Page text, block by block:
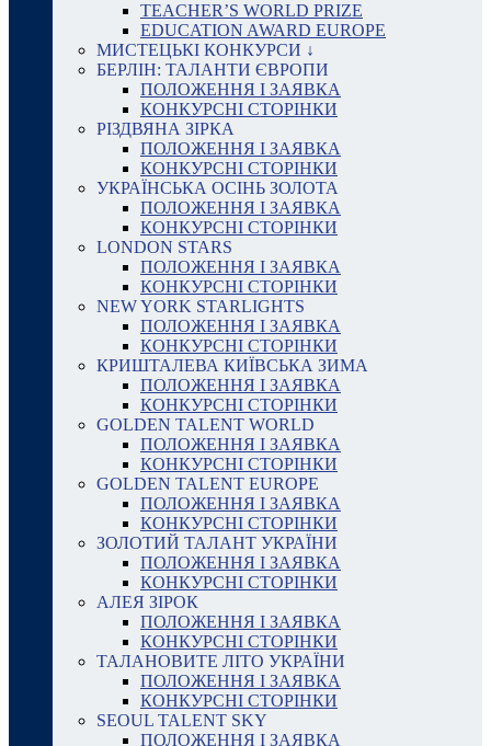
TEACHER’S WORLD PRIZE
EDUCATION AWARD EUROPE
МИСТЕЦЬКІ КОНКУРСИ ↓
БЕРЛІН: ТАЛАНТИ ЄВРОПИ
ПОЛОЖЕННЯ І ЗАЯВКА
КОНКУРСНІ СТОРІНКИ
РІЗДВЯНА ЗІРКА
ПОЛОЖЕННЯ І ЗАЯВКА
КОНКУРСНІ СТОРІНКИ
УКРАЇНСЬКА ОСІНЬ ЗОЛОТА
ПОЛОЖЕННЯ І ЗАЯВКА
КОНКУРСНІ СТОРІНКИ
LONDON STARS
ПОЛОЖЕННЯ І ЗАЯВКА
КОНКУРСНІ СТОРІНКИ
NEW YORK STARLIGHTS
ПОЛОЖЕННЯ І ЗАЯВКА
КОНКУРСНІ СТОРІНКИ
КРИШТАЛЕВА КИЇВСЬКА ЗИМА
ПОЛОЖЕННЯ І ЗАЯВКА
КОНКУРСНІ СТОРІНКИ
GOLDEN TALENT WORLD
ПОЛОЖЕННЯ І ЗАЯВКА
КОНКУРСНІ СТОРІНКИ
GOLDEN TALENT EUROPE
ПОЛОЖЕННЯ І ЗАЯВКА
КОНКУРСНІ СТОРІНКИ
ЗОЛОТИЙ ТАЛАНТ УКРАЇНИ
ПОЛОЖЕННЯ І ЗАЯВКА
КОНКУРСНІ СТОРІНКИ
АЛЕЯ ЗІРОК
ПОЛОЖЕННЯ І ЗАЯВКА
КОНКУРСНІ СТОРІНКИ
ТАЛАНОВИТЕ ЛІТО УКРАЇНИ
ПОЛОЖЕННЯ І ЗАЯВКА
КОНКУРСНІ СТОРІНКИ
SEOUL TALENT SKY
ПОЛОЖЕННЯ І ЗАЯВКА